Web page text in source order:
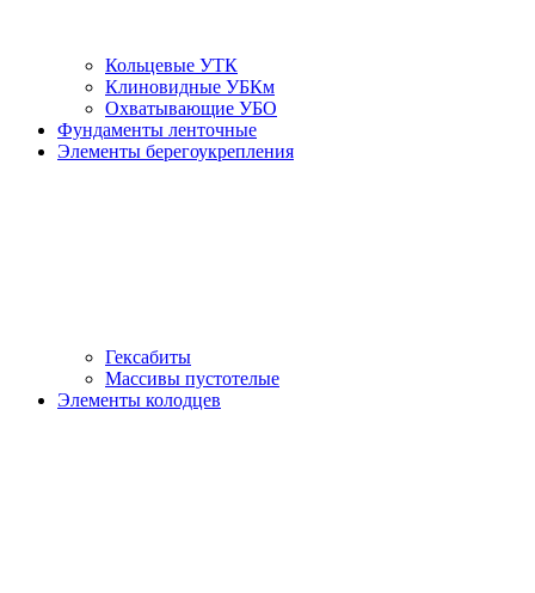
Кольцевые УТК
Клиновидные УБКм
Охватывающие УБО
Фундаменты ленточные
Элементы берегоукрепления
Гексабиты
Массивы пустотелые
Элементы колодцев